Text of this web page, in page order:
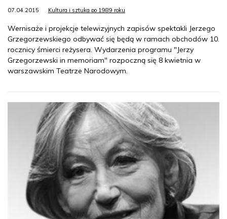
07.04.2015 Kultura i sztuka po 1989 roku
Wernisaże i projekcje telewizyjnych zapisów spektakli Jerzego
Grzegorzewskiego odbywać się będą w ramach obchodów 10.
rocznicy śmierci reżysera. Wydarzenia programu "Jerzy
Grzegorzewski in memoriam" rozpoczną się 8 kwietnia w
warszawskim Teatrze Narodowym.